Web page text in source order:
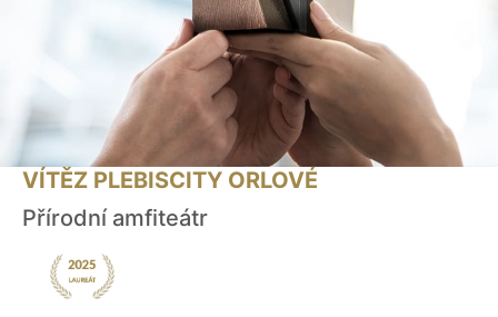
VÍTĚZ PLEBISCITY ORLOVÉ
Přírodní amfiteátr